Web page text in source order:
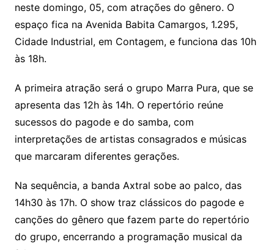
neste domingo, 05, com atrações do gênero. O
espaço fica na Avenida Babita Camargos, 1.295,
Cidade Industrial, em Contagem, e funciona das 10h
às 18h.
A primeira atração será o grupo Marra Pura, que se
apresenta das 12h às 14h. O repertório reúne
sucessos do pagode e do samba, com
interpretações de artistas consagrados e músicas
que marcaram diferentes gerações.
Na sequência, a banda Axtral sobe ao palco, das
14h30 às 17h. O show traz clássicos do pagode e
canções do gênero que fazem parte do repertório
do grupo, encerrando a programação musical da